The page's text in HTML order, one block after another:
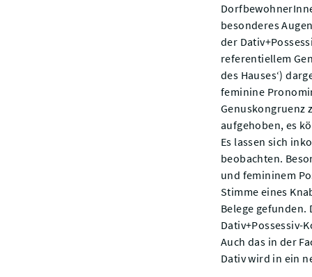
besonderes
der
referentiellem
des Hauses‘)
feminine
Genuskongruenz
aufgehoben, es
Es lassen sich
beobachten.
und femininem
Stimme eines
Belege
Dativ+Possessiv-
Auch das in der
Dativ wird in ein